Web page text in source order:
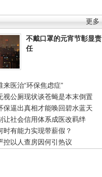
更多
不戴口罩的元宵节彰显责
任
来医治“环保焦虑症”
视公厕现状谈苍蝇是本末倒置
保逼出真相才能唤回碧水蓝天
让社会信用体系成医改羁绊
时有能力实现带薪假？
控以人查房因何引热议